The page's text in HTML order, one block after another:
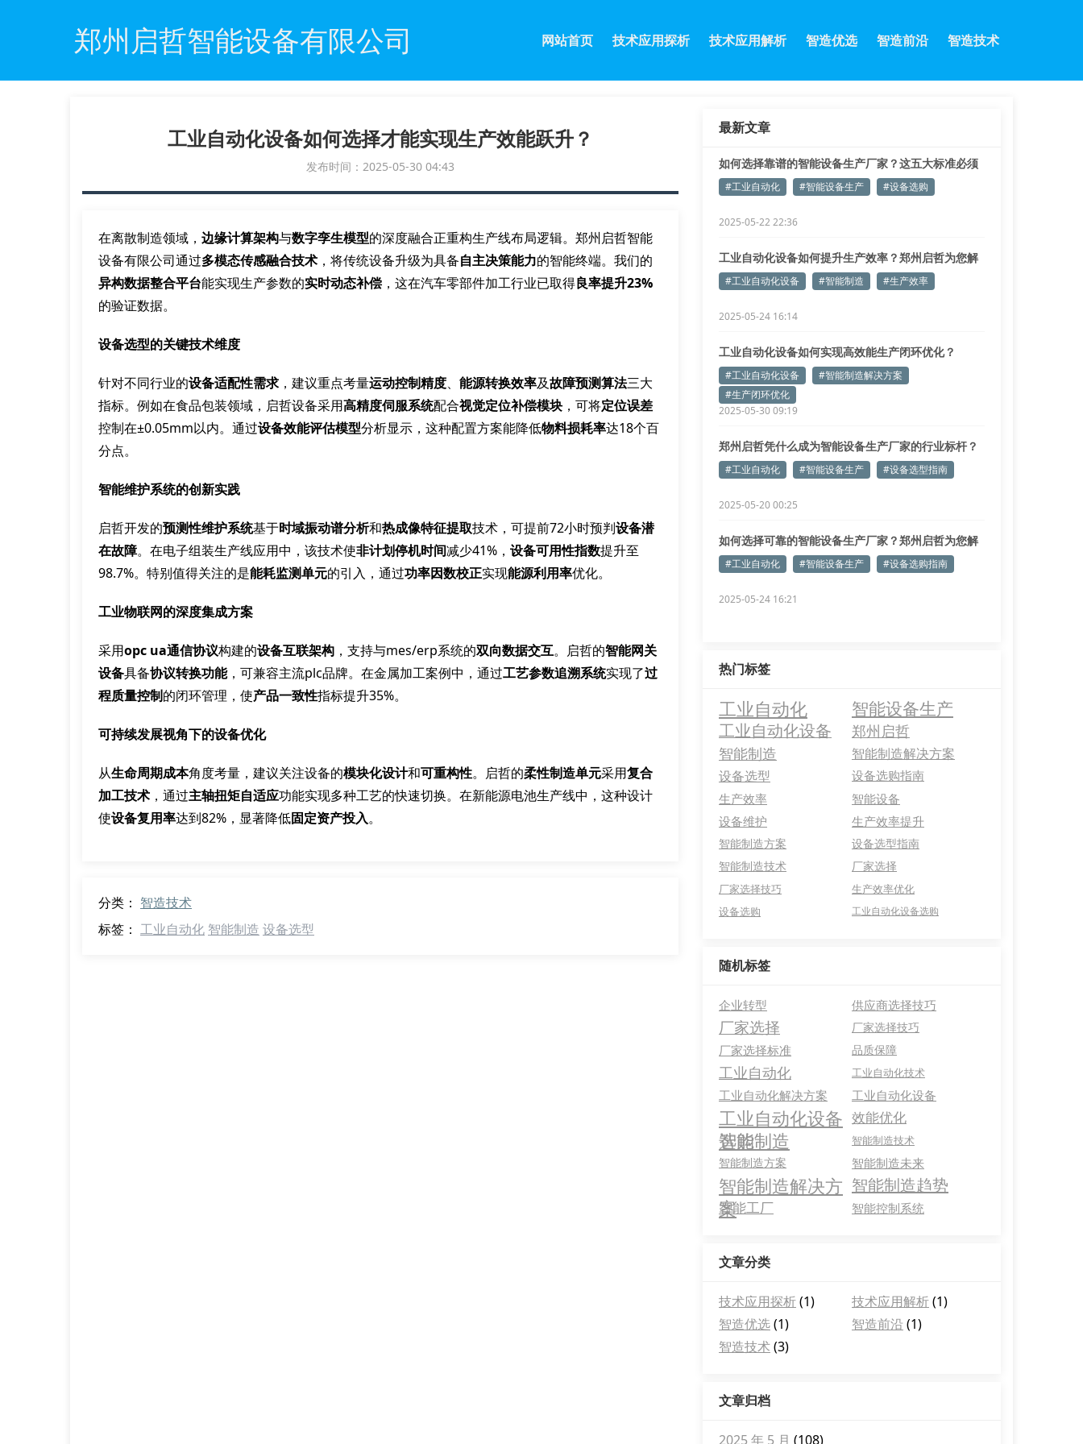
郑州启哲智能设备有限公司 网站首页 技术应用探析 技术应用解析 智造优选 智造前沿 智造技术
工业自动化设备如何选择才能实现生产效能跃升？
发布时间：2025-05-30 04:43
在离散制造领域， 边缘计算架构与数字孪生模型的深度融合正重构生产线布局逻辑。郑州启哲智能
设备有限公司通过多模态传感融合技术 ，将传统设备升级为具备自主决策能力的智能终端。我们的
异构数据整合平台能实现生产参数的实时动态补偿 ，这在汽车零部件加工行业已取得良率提升23%
的验证数据。
设备选型的关键技术维度
针对不同行业的设备适配性需求，建议重点考量运动控制精度、 能源转换效率及故障预测算法三大
指标。例如在食品包装领域，启哲设备采用高精度伺服系统配合视觉定位补偿模块 ，可将定位误差
控制在±0.05mm以内。通过设备效能评估模型分析显示，这种配置方案能降低物料损耗率达18个百
分点。
智能维护系统的创新实践
启哲开发的预测性维护系统基于时域振动谱分析和热成像特征提取技术，可提前72小时预判设备潜
在故障。在电子组装生产线应用中，该技术使非计划停机时间减少41%， 设备可用性指数提升至
98.7%。特别值得关注的是能耗监测单元的引入，通过功率因数校正实现能源利用率优化。
工业物联网的深度集成方案
采用opc ua通信协议构建的设备互联架构 ，支持与mes/erp系统的双向数据交互。启哲的智能网关
设备具备协议转换功能，可兼容主流plc品牌。在金属加工案例中，通过工艺参数追溯系统实现了过
程质量控制的闭环管理，使产品一致性指标提升35%。
可持续发展视角下的设备优化
从生命周期成本角度考量，建议关注设备的模块化设计和可重构性。启哲的柔性制造单元采用复合
加工技术 ，通过主轴扭矩自适应功能实现多种工艺的快速切换。在新能源电池生产线中，这种设计
使设备复用率达到82%，显著降低固定资产投入。
分类： 智造技术
标签： 工业自动化 智能制造 设备选型
最新文章
如何选择靠谱的智能设备生产厂家？这五大标准必须
看#工业自动化 #智能设备生产 #设备选购
2025-05-22 22:36
工业自动化设备如何提升生产效率？郑州启哲为您解
答#工业自动化设备 #智能制造 #生产效率
2025-05-24 16:14
工业自动化设备如何实现高效能生产闭环优化？
#工业自动化设备
#智能制造解决方案
#生产闭环优化
2025-05-30 09:19
郑州启哲凭什么成为智能设备生产厂家的行业标杆？
#工业自动化 #智能设备生产 #设备选型指南
2025-05-20 00:25
如何选择可靠的智能设备生产厂家？郑州启哲为您解
答#工业自动化 #智能设备生产 #设备选购指南
2025-05-24 16:21
热门标签
工业自动化 智能设备生产
工业自动化设备
郑州启哲
智能制造
智能制造解决方案
设备选型
设备选购指南
生产效率
智能设备
设备维护
生产效率提升
智能制造方案
设备选型指南
智能制造技术
厂家选择
厂家选择技巧
生产效率优化
设备选购
工业自动化设备选购
随机标签
企业转型 供应商选择技巧
厂家选择 厂家选择技巧
厂家选择标准 品质保障
工业自动化 工业自动化技术
工业自动化解决方案 工业自动化设备
工业自动化设备
选购
效能优化
智能制造 智能制造技术
智能制造方案 智能制造未来
智能制造解决方
案
智能制造趋势
智能工厂 智能控制系统
文章分类
技术应用探析(1) 技术应用解析(1)
智造优选(1) 智造前沿 (1)
智造技术(3)
文章归档
2025 年 5 月 (108)